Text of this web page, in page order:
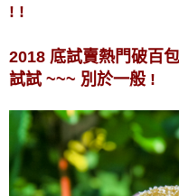
! !
2018 底試賣熱門破百
試試 ~~~ 別於一般 !